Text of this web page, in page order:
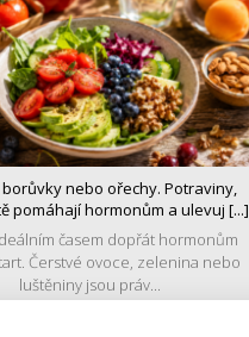
borůvky nebo ořechy. Potraviny,
pomáhají hormonům a ulevuj [...]
časem dopřát hormonům
Čerstvé ovoce, zelenina nebo
luštěniny jsou práv...